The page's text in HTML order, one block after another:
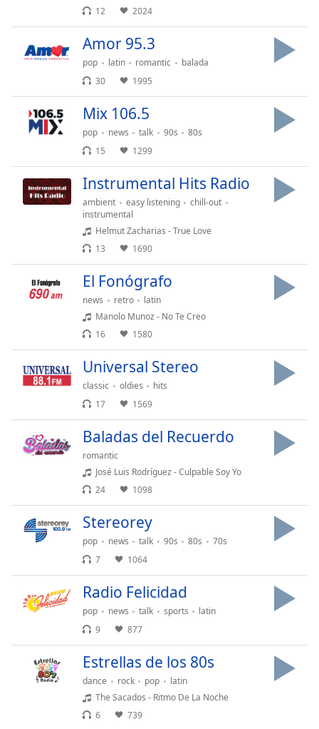
settings
settings
dialog
subtitles
selected
Audio
Track
Fullscreen
Beginning
window.
Escape
close
window.
Background
12
2024
Amor 95.3
pop latin romantic
balada
30
1995
Mix 106.5
pop news talk 90s
80s
15
1299
Instrumental Hits Radio
ambient easy listening
chill-out
instrumental
Helmut Zacharias - True Love
13
1690
El Fonógrafo
news retro
latin
Manolo Munoz - No Te Creo
16
1580
Universal Stereo
classic oldies
hits
17
1569
Baladas del Recuerdo
romantic
José Luis Rodríguez - Culpable Soy Yo
24
1098
Stereorey
pop news talk 90s 80s
70s
7
1064
Radio Felicidad
pop news talk sports
latin
9
877
Estrellas de los 80s
dance rock pop
latin
The Sacados - Ritmo De La Noche
6
739